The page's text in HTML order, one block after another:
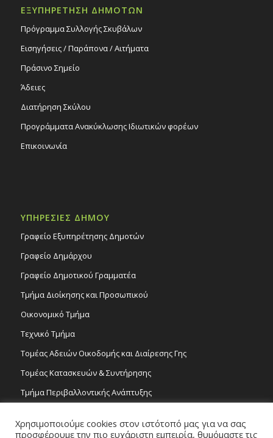
ΕΞΥΠΗΡΕΤΗΣΗ ΔΗΜΟΤΩΝ
Πρόγραμμα Συλλογής Σκυβάλων
Εισηγήσεις / Παράπονα / Αιτήματα
Πράσινο Σημείο
Άδειες
Διατήρηση Σκύλου
Προγράμματα Ανακύκλωσης Ιδιωτικών φορέων
Επικοινωνία
ΥΠΗΡΕΣΙΕΣ ΔΗΜΟΥ
Γραφείο Εξυπηρέτησης Δημοτών
Γραφείο Δημάρχου
Γραφείο Δημοτικού Γραμματέα
Τμήμα Διοίκησης και Προσωπικού
Οικονομικό Τμήμα
Τεχνικό Τμήμα
Τομέας Αδειών Οικοδομής και Διαίρεσης Γης
Τομέας Κατασκευών & Συντήρησης
Τμήμα Περιβαλλοντικής Ανάπτυξης
Τομέας Γραμμάτων και Τεχνών
Χρησιμοποιούμε cookies στον ιστότοπό μας για να σας
προσφέρουμε την πιο ευχάριστη εμπειρία, θυμόμαστε τις